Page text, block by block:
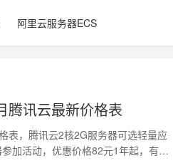
阿里云服务器ECS
腾讯云最新价格表
表，腾讯云2核2G服务器可选轻量应
加活动，优惠价格82元1年起，有新